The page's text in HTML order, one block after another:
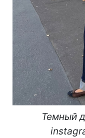
Темный